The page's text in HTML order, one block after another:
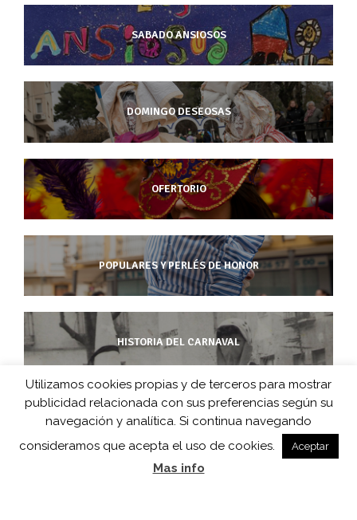
SABADO ANSIOSOS
DOMINGO DESEOSAS
OFERTORIO
POPULARES Y PERLÉS DE HONOR
HISTORIA DEL CARNAVAL
CarnavaldeHerencia.es es la web de información de esta popular
fiesta manchega desarrollada por
Barco de Colegas y D.O. Carnaval de Herencia en colaboración
Utilizamos cookies propias y de terceros para mostrar
publicidad relacionada con sus preferencias según su
navegación y analítica. Si continua navegando
consideramos que acepta el uso de cookies.
Aceptar
Mas info